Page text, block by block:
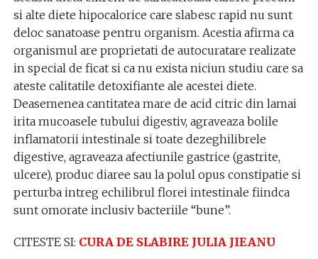
si alte diete hipocalorice care slabesc rapid nu sunt
deloc sanatoase pentru organism. Acestia afirma ca
organismul are proprietati de autocuratare realizate
in special de ficat si ca nu exista niciun studiu care sa
ateste calitatile detoxifiante ale acestei diete.
Deasemenea cantitatea mare de acid citric din lamai
irita mucoasele tubului digestiv, agraveaza bolile
inflamatorii intestinale si toate dezeghilibrele
digestive, agraveaza afectiunile gastrice (gastrite,
ulcere), produc diaree sau la polul opus constipatie si
perturba intreg echilibrul florei intestinale fiindca
sunt omorate inclusiv bacteriile “bune”.
CITESTE SI: CURA DE SLABIRE JULIA JIEANU